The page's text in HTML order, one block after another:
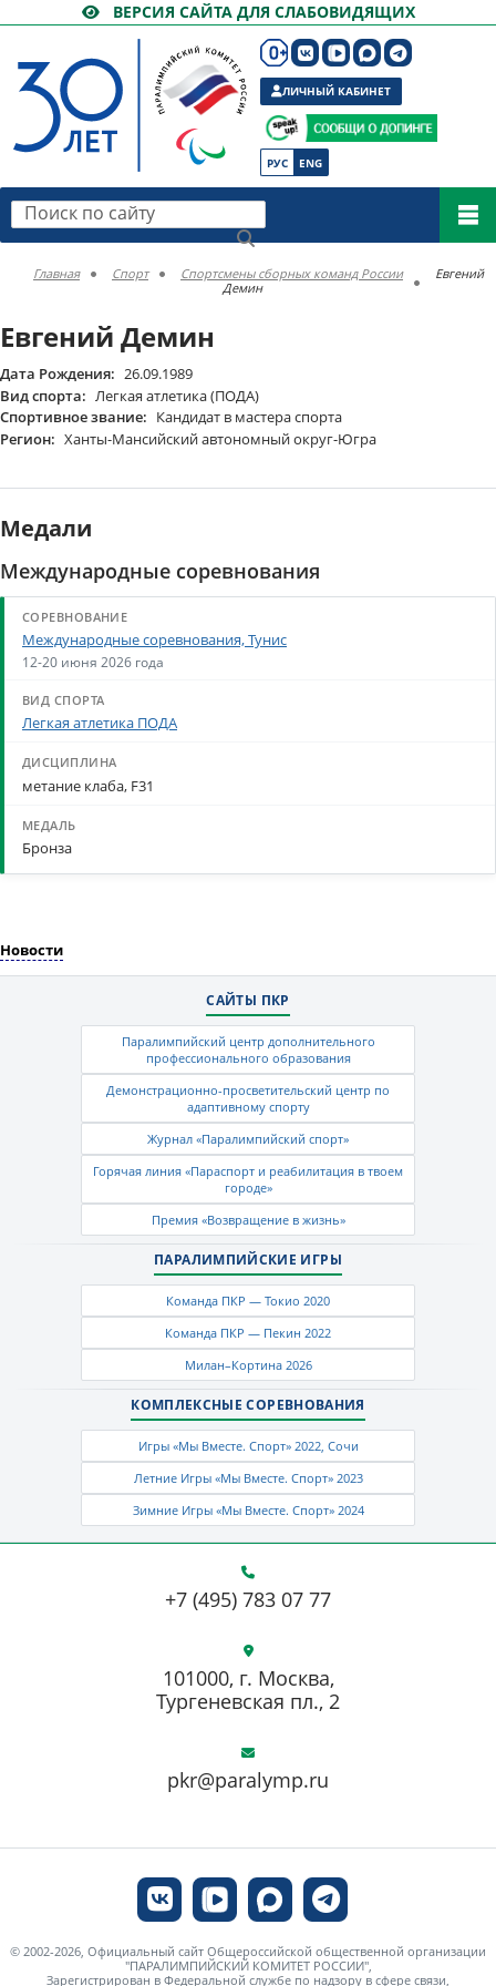
ВЕРСИЯ САЙТА ДЛЯ СЛАБОВИДЯЩИХ
РУС ENG
ЛИЧНЫЙ КАБИНЕТ
Поиск по сайту
Главная Спорт Спортсмены сборных команд России
Евгений
Демин
Евгений Демин
Дата Рождения: 26.09.1989
Вид спорта: Легкая атлетика (ПОДА)
Спортивное звание: Кандидат в мастера спорта
Регион: Ханты-Мансийский автономный округ-Югра
Медали
Международные соревнования
Международные соревнования, Тунис
12-20 июня 2026 года
Легкая атлетика ПОДА
метание клаба, F31
Бронза
Новости
САЙТЫ ПКР
Паралимпийский центр дополнительного
профессионального образования
Демонстрационно-просветительский центр по
адаптивному спорту
Журнал «Паралимпийский спорт»
Горячая линия «Параспорт и реабилитация в твоем
городе»
Премия «Возвращение в жизнь»
ПАРАЛИМПИЙСКИЕ ИГРЫ
Команда ПКР — Токио 2020
Команда ПКР — Пекин 2022
Милан–Кортина 2026
КОМПЛЕКСНЫЕ СОРЕВНОВАНИЯ
Игры «Мы Вместе. Спорт» 2022, Сочи
Летние Игры «Мы Вместе. Спорт» 2023
Зимние Игры «Мы Вместе. Спорт» 2024
+7 (495) 783 07 77
pkr@paralymp.ru
101000, г. Москва,
Тургеневская пл., 2
© 2002-2026, Официальный сайт Общероссийской общественной организации
"ПАРАЛИМПИЙСКИЙ КОМИТЕТ РОССИИ",
Зарегистрирован в Федеральной службе по надзору в сфере связи,